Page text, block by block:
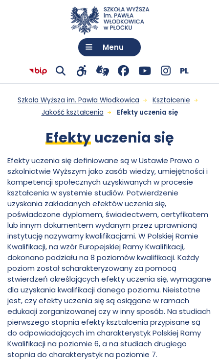
Efekty
uczenia
się
-
Szkoła
Wyższa
im.
Pawła
Włodkowica
Menu
informacji
Publicznej
Wyższej
im.
Pawła
Włodkowica
wyszukiwarkę
narzędzia
do
z
tłumaczem
języka
migowego
się
nowej
-
się
nowej
karcie
się
nowej
karcie
-
się
w
nowej
karcie
się
nowej
karcie
-
się
w
nowej
karcie
się
nowej
karcie
Język:
Polski
PL
Szkoła Wyższa im. Pawła Włodkowica
Kształcenie
Jakość kształcenia
Efekty uczenia się
Efektyuczenia się
Efekty uczenia się definiowane są w Ustawie Prawo o
szkolnictwie Wyższym jako zasób wiedzy, umiejętności i
kompetencji społecznych uzyskiwanych w procesie
kształcenia w systemie studiów. Potwierdzenie
uzyskania zakładanych efektów uczenia się,
poświadczone dyplomem, świadectwem, certyfikatem
lub innym dokumentem wydanym przez uprawnioną
instytucję nazywamy kwalifikacjami. W Polskiej Ramie
Kwalifikacji, na wzór Europejskiej Ramy Kwalifikacji,
dokonano podziału na 8 poziomów kwalifikacji. Każdy
poziom został scharakteryzowany za pomocą
stwierdzeń określających efekty uczenia się, wymagane
dla uzyskania kwalifikacji danego poziomu. Nieistotne
jest, czy efekty uczenia się są osiągane w ramach
edukacji zorganizowanej czy w inny sposób. Na studiach
pierwszego stopnia efekty kształcenia przypisane są
do odpowiadających im charakterystyk Polskiej Ramy
Kwalifikacji na poziomie 6, a na studiach drugiego
stopnia do charakterystyk na poziomie 7.